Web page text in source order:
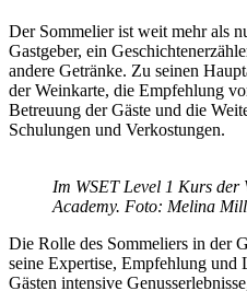
Der Sommelier ist weit mehr als
Gastgeber, ein
andere Getränke. Zu seinen
der Weinkarte, die Empfehlung
Betreuung der Gäste und die
Schulungen und Verkostungen.
Im WSET Level 1 Kurs der
Academy. Foto: Melina
Die Rolle des Sommeliers in der
seine Expertise, Empfehlung und
Gästen intensive